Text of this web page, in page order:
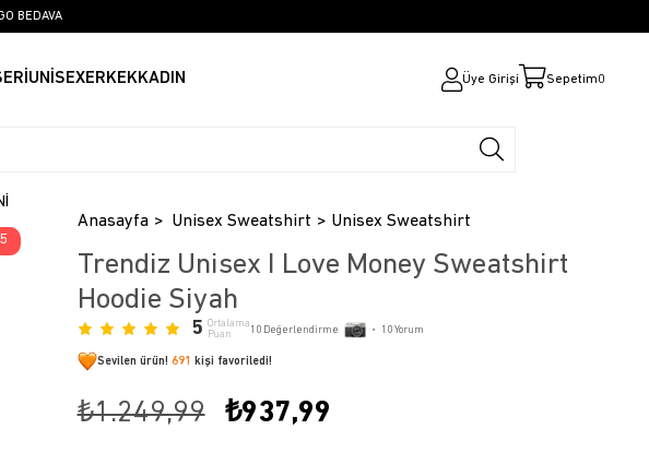
BEDAVA
UNİSEXERKEKKADIN Üye Girişi Sepetim0
Anasayfa Unisex Sweatshirt Unisex Sweatshirt
Trendiz Unisex I Love Money Sweatshirt
Hoodie Siyah
5 Ortalama
Puan
10Değerlendirme • 10Yorum
Sevilen ürün! 691 kişi favoriledi!
₺1.249,99 ₺937,99